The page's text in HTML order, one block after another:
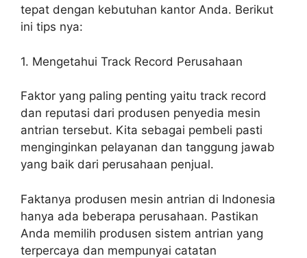
tepat dengan kebutuhan kantor Anda. Berikut
ini tips nya:
1. Mengetahui Track Record Perusahaan
Faktor yang paling penting yaitu track record
dan reputasi dari produsen penyedia mesin
antrian tersebut. Kita sebagai pembeli pasti
menginginkan pelayanan dan tanggung jawab
yang baik dari perusahaan penjual.
Faktanya produsen mesin antrian di Indonesia
hanya ada beberapa perusahaan. Pastikan
Anda memilih produsen sistem antrian yang
terpercaya dan mempunyai catatan